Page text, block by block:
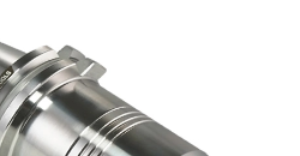
JIS B 6339-BT Werkzeug halter
JIS B 6339-BBT Werkzeug halter
JIS B 6339-NBT Werkzeug halter